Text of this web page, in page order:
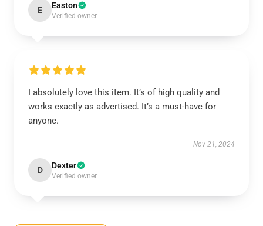
E Easton
Verified owner
I absolutely love this item. It’s of high quality and
works exactly as advertised. It’s a must-have for
anyone.
Nov 21, 2024
D Dexter
Verified owner